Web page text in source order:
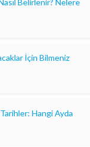
Belirlenir? Nelere
İçin Bilmeniz
Hangi Ayda